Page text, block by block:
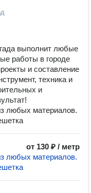
выполнит любые
работы в городе
и составление
техника и
и
любых материалов.
от 130 ₽ / метр
любых материалов.